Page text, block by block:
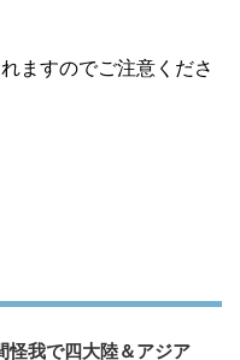
ますのでご注意くださ
怪我で四大陸＆アジア